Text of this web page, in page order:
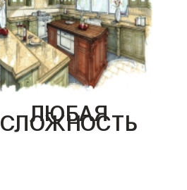
ЛЮБАЯ
СЛОЖНОСТЬ